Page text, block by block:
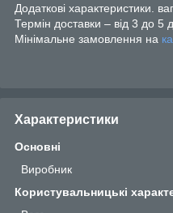
Додаткові характеристики.
Термін доставки – від 3 до 5
Мінімальне замовлення на
Характеристики
Основні
Виробник
Користувальницькі